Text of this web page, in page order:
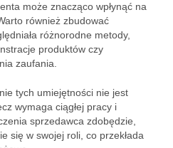
może znacząco wpłynąć na
również zbudować
różnorodne metody,
produktów czy
zaufania.
tych umiejętności nie jest
wymaga ciągłej pracy i
sprzedawca zdobędzie,
się w swojej roli, co przekłada